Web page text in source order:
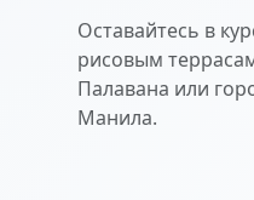
Оставайтесь в
рисовым
Палавана или
Манила.